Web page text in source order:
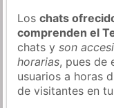
Loschats
comprenden el
chats yson
horarias, pues de
usuarios a horas
de visitantes en